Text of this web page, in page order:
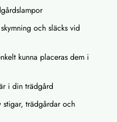
och släcks vid
kunna placeras dem i
i din trädgård
stigar, trädgårdar och